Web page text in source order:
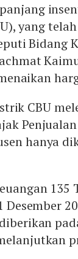
yang
Bidang
CBU
hanya
135